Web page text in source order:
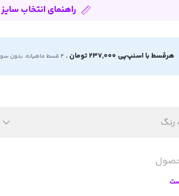
راهنمای انتخاب سایز
هرقسط با اسنپ‌پی 237,000 تومان . ۴ قسط ماهیانه. بدون سود،چک و ضامن.
رنگ